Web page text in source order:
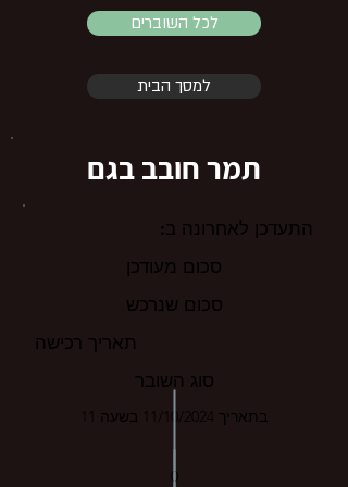
לכל השוברים
למסך הבית
תמר חובב בגם
התעדכן לאחרונה ב:
סכום מעודכן
סכום שנרכש
תאריך רכישה
סוג השובר
בתאריך 11/10/2024 בשעה 11
0